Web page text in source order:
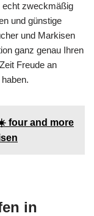
echt zweckmäßig
und günstige
und Markisen
ganz genau Ihren
Freude an
four and more
in